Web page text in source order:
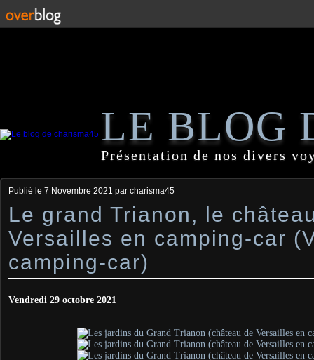
LE BLOG
Présentation de nos divers
Publié le 7 Novembre 2021 par charisma45
Le grand Trianon, le
Versailles en camping-car
camping-car)
Vendredi 29 octobre 2021